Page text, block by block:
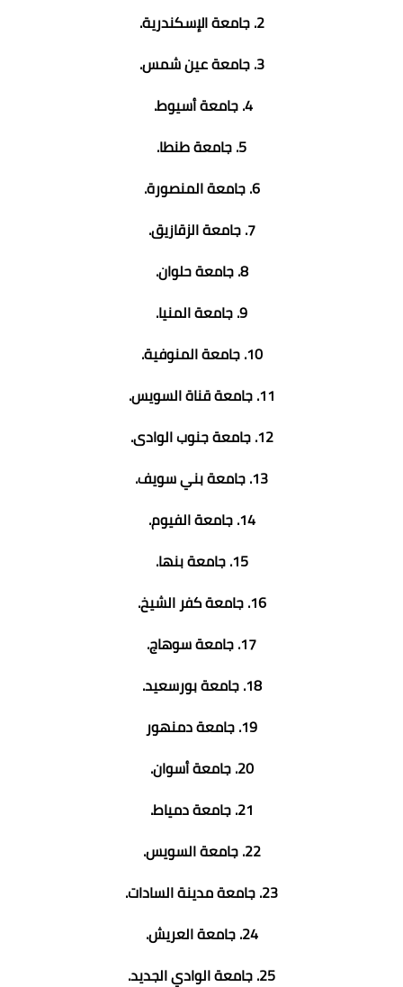
2. جامعة الإسكندرية.
3. جامعة عين شمس.
4. جامعة أسيوط.
5. جامعة طنطا.
6. جامعة المنصورة.
7. جامعة الزقازيق.
8. جامعة حلوان.
9. جامعة المنيا.
10. جامعة المنوفية.
11. جامعة قناة السويس.
12. جامعة جنوب الوادى.
13. جامعة بني سويف.
14. جامعة الفيوم.
15. جامعة بنها.
16. جامعة كفر الشيخ.
17. جامعة سوهاج.
18. جامعة بورسعيد.
19. جامعة دمنهور
20. جامعة أسوان.
21. جامعة دمياط.
22. جامعة السويس.
23. جامعة مدينة السادات.
24. جامعة العريش.
25. جامعة الوادي الجديد.